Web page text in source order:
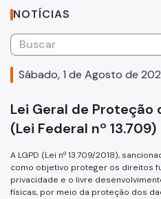
NOTÍCIAS
Sábado, 1 de Agosto de
Lei Geral de Proteção
(Lei Federal nº 13.709)
A LGPD (Lei nº 13.709/2018),
como objetivo proteger os direitos
privacidade e o livre
físicas, por meio da proteção dos